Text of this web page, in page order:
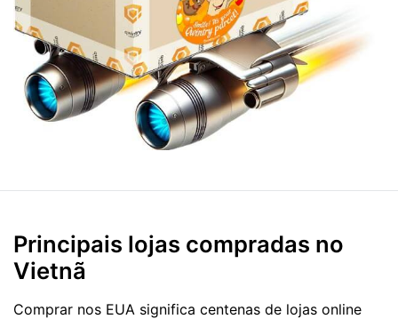
Principais lojas compradas no
Vietnã
Comprar nos EUA significa centenas de lojas online